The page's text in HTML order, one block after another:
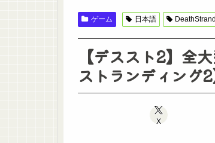
ゲーム 日本語
【デススト2】全
ストランディング2
X